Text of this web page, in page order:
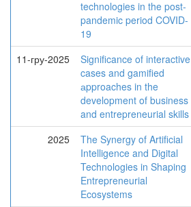
technologies in the post-
pandemic period COVID-
19
11-гру-2025
Significance of interactive
cases and gamified
аpproaches in the
development of business
and entrepreneurial skills
2025
The Synergy of Artificial
Intelligence and Digital
Technologies in Shaping
Entrepreneurial
Ecosystems